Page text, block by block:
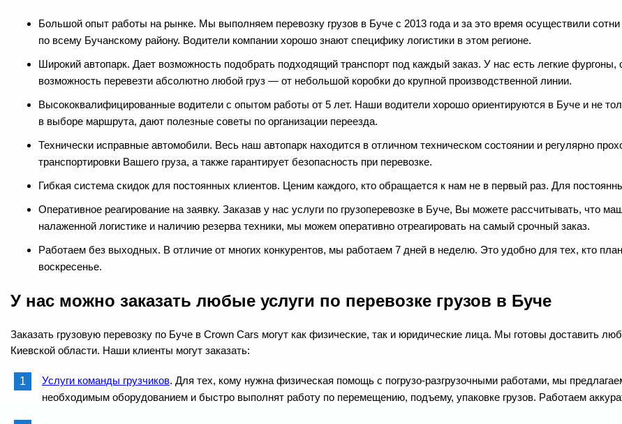
Большой опыт работы на рынке. Мы выполняем перевозку грузов в Буче с 2013 года и за это время осуществили
по всему Бучанскому району. Водители компании хорошо знают специфику логистики в этом регионе.
Широкий автопарк. Дает возможность подобрать подходящий транспорт под каждый заказ. У нас есть легкие
возможность перевезти абсолютно любой груз — от небольшой коробки до крупной производственной линии.
Высококвалифицированные водители с опытом работы от 5 лет. Наши водители хорошо ориентируются в Буче и не
в выборе маршрута, дают полезные советы по организации переезда.
Технически исправные автомобили. Весь наш автопарк находится в отличном техническом состоянии и регулярно
транспортировки Вашего груза, а также гарантирует безопасность при перевозке.
Гибкая система скидок для постоянных клиентов. Ценим каждого, кто обращается к нам не в первый раз. Для
Оперативное реагирование на заявку. Заказав у нас услуги по грузоперевозке в Буче, Вы можете рассчитывать, что
налаженной логистике и наличию резерва техники, мы можем оперативно отреагировать на самый срочный заказ.
Работаем без выходных. В отличие от многих конкурентов, мы работаем 7 дней в неделю. Это удобно для тех, кто
воскресенье.
У нас можно заказать любые услуги по перевозке грузов в Буче
Заказать грузовую перевозку по Буче в Crown Cars могут как физические, так и юридические лица. Мы готовы доставить
Киевской области. Наши клиенты могут заказать:
Услуги команды грузчиков. Для тех, кому нужна физическая помощь с погрузо-разгрузочными работами, мы
необходимым оборудованием и быстро выполнят работу по перемещению, подъему, упаковке грузов. Работаем